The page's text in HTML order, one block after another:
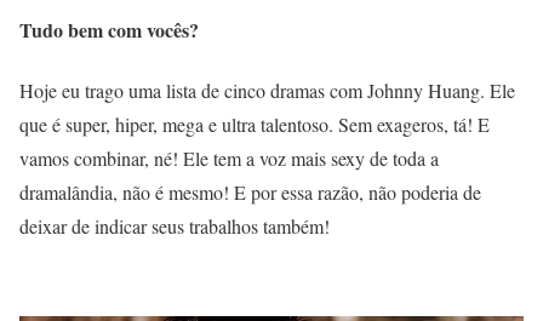
Tudo bem com vocês?
Hoje eu trago uma lista de cinco dramas com Johnny Huang. Ele
que é super, hiper, mega e ultra talentoso. Sem exageros, tá! E
vamos combinar, né! Ele tem a voz mais sexy de toda a
dramalândia, não é mesmo! E por essa razão, não poderia de
deixar de indicar seus trabalhos também!